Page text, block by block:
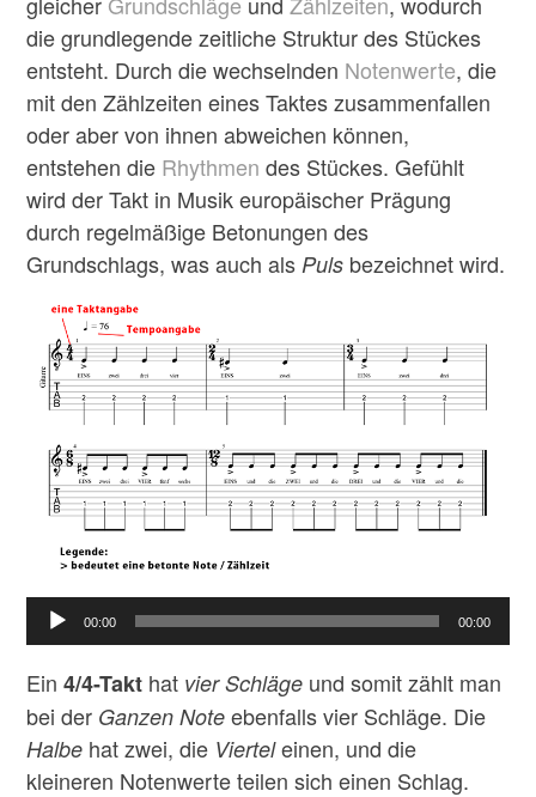
die grundlegende zeitliche Struktur des Stückes
entsteht. Durch die wechselnden Notenwerte, die
mit den Zählzeiten eines Taktes zusammenfallen
oder aber von ihnen abweichen können,
entstehen die Rhythmen des Stückes. Gefühlt
wird der Takt in Musik europäischer Prägung
durch regelmäßige Betonungen des
Grundschlags, was auch alsPuls bezeichnet wird.
Audio-
Player
00:00 00:00
Ein4/4-Takt hat vier Schläge und somit zählt man
bei der Ganzen Note ebenfalls vier Schläge. Die
Halbe hat zwei, die Vierteleinen, und die
kleineren Notenwerte teilen sich einen Schlag.